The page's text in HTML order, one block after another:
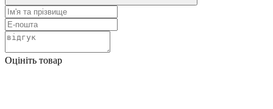
Оцініть товар